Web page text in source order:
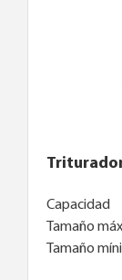
Capacidad
Tamaño
Tamaño